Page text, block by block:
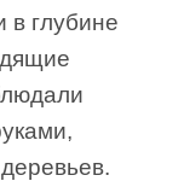
в глубине